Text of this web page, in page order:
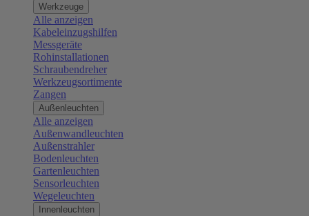
Werkzeuge
Alle anzeigen
Kabeleinzugshilfen
Messgeräte
Rohinstallationen
Schraubendreher
Werkzeugsortimente
Zangen
Außenleuchten
Alle anzeigen
Außenwandleuchten
Außenstrahler
Bodenleuchten
Gartenleuchten
Sensorleuchten
Wegeleuchten
Innenleuchten